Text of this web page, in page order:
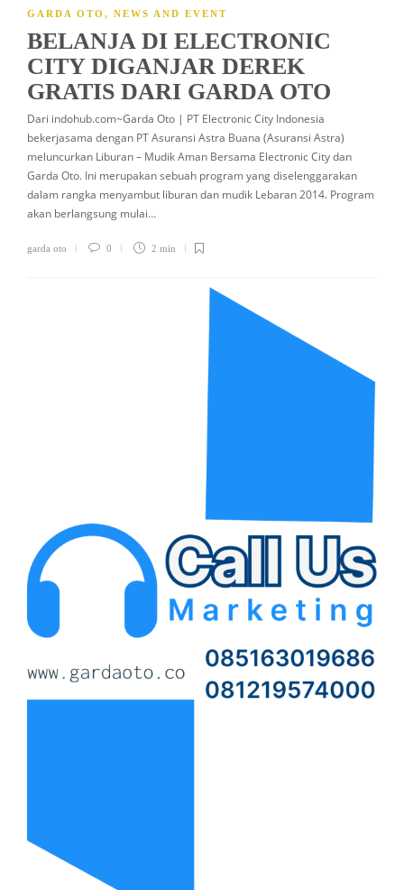
GARDA OTO , NEWS AND EVENT
BELANJA DI ELECTRONIC
CITY DIGANJAR DEREK
GRATIS DARI GARDA OTO
Dari indohub.com~Garda Oto | PT Electronic City Indonesia
bekerjasama dengan PT Asuransi Astra Buana (Asuransi Astra)
meluncurkan Liburan – Mudik Aman Bersama Electronic City dan
Garda Oto. Ini merupakan sebuah program yang diselenggarakan
dalam rangka menyambut liburan dan mudik Lebaran 2014. Program
akan berlangsung mulai…
garda oto 0 2 min